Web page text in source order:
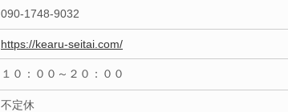
090-1748-9032
https://kearu-seitai.com/
１０：００～２０：００
不定休